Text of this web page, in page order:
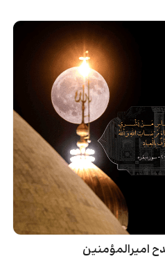
امیرالمؤمنین